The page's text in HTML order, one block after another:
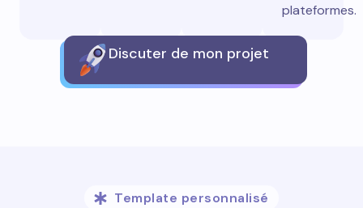
plateformes.
Discuter de mon projet
Template personnalisé